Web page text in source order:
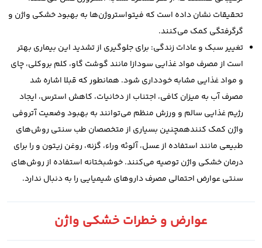
تحقیقات نشان داده است که فیتواستروژن‌ها به بهبود خشکی واژن و
گرگرفتگی کمک می‌کنند.
تغییر سبک و عادات زندگی: برای جلوگیری از تشدید این بیماری بهتر
است از مصرف مواد غذایی سودازا مانند گوشت گاو، کلم بروکلی، چای
و مواد غذایی مشابه خودداری شود. همانطور که قبلا اشاره شد
مصرف آب به میزان کافی، اجتناب از دخانیات، کاهش استرس، ایجاد
رژیم غذایی سالم و ورزش منظم می‌توانند به بهبود وضعیت آتروفی
واژن کمک کنندهمچنین بسیاری از متخصصان طب سنتی روش‌های
طبیعی مانند استفاده از عسل، آلوئه‌ وراء، گزنه، روغن زیتون و را برای
درمان خشکی واژن توصیه می‌کنند. خوشبختانه استفاده از روش‌های
سنتی عوارض احتمالی مصرف داروهای شیمیایی را به دنبال ندارد.
عوارض و خطرات خشکی واژن